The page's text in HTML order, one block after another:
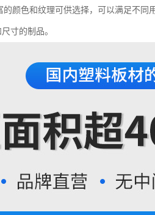
颜色和纹理可供选择，可以满足不同
寸的制品。